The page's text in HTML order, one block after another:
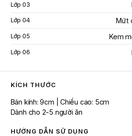
Lớp 03
Lớp 04 Mứt
Lớp 05 Kem
Lớp 06
KÍCH THƯỚC
Bán kính: 9cm | Chiều cao: 5cm
Dành cho 2-5 người ăn
HƯỚNG DẪN SỬ DỤNG